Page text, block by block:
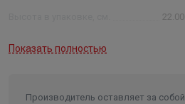
Показать полностью
Производитель оставляет за